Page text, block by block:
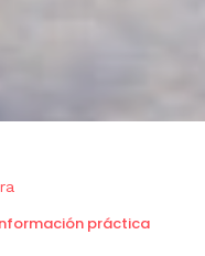
práctica